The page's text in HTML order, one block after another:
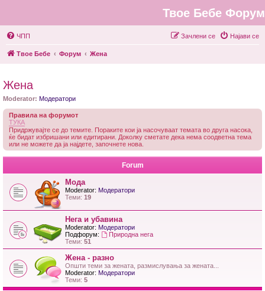
Твое Бебе Форум
ЧПП Најави се
Зачлени се
Твое Бебе Форум Жена
Жена
Moderator: Модератори
Правила на форумот
ТУКА
Придржувајте се до темите. Пораките кои ја насочуваат темата во друга насока,
ќе бидат избришани или едитирани. Доколку сметате дека нема соодветна тема
или не можете да ја најдете, започнете нова.
Forum
Мода
Moderator: Модератори
Теми: 19
Нега и убавина
Moderator: Модератори
Подфорум:
Природна нега
Теми: 51
Жена - разно
Општи теми за жената, размислувања за жената...
Moderator: Модератори
Теми: 5